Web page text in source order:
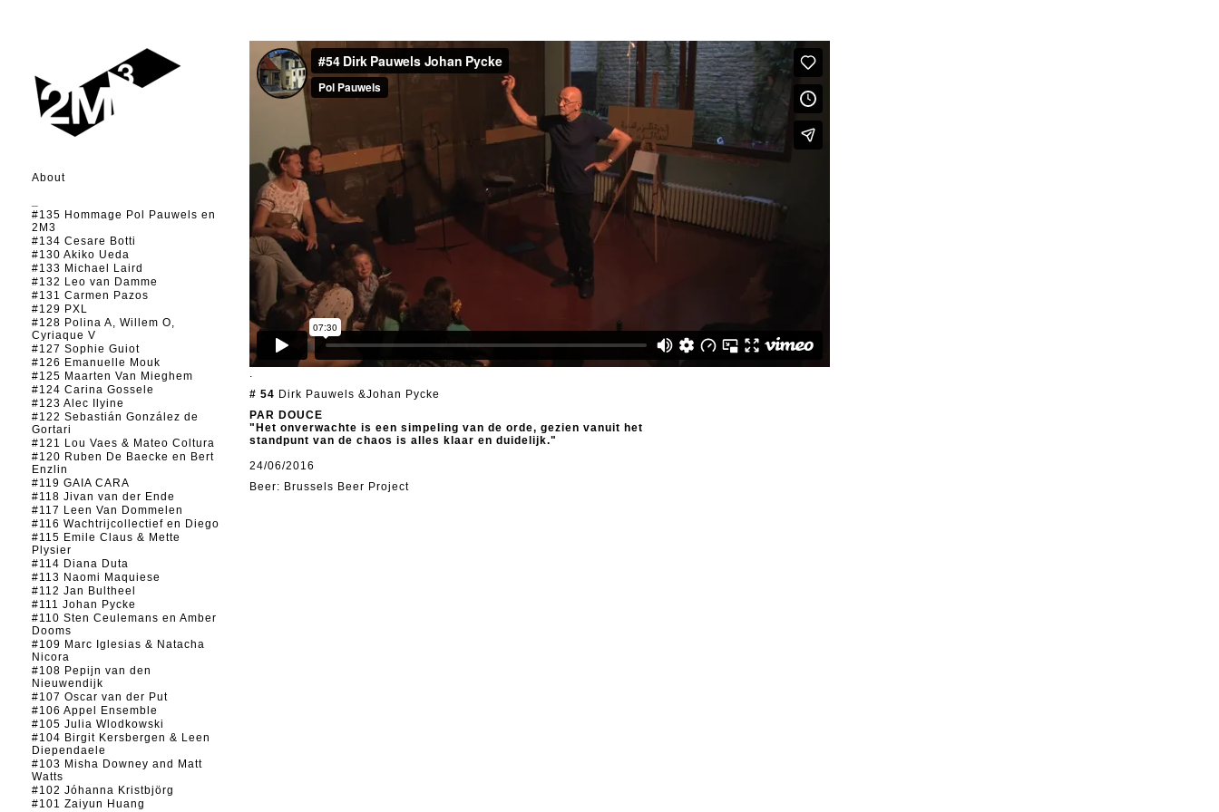
About
#135 Hommage Pol Pauwels en
2M3
#134 Cesare Botti
#130 Akiko Ueda
#133 Michael Laird
#132 Leo van Damme
#131 Carmen Pazos
#129 PXL
#128 Polina A, Willem O,
Cyriaque V
#127 Sophie Guiot
#126 Emanuelle Mouk
#125 Maarten Van Mieghem
#124 Carina Gossele
#123 Alec Ilyine
#122 Sebastián González de
Gortari
#121 Lou Vaes & Mateo Coltura
#120 Ruben De Baecke en Bert
Enzlin
#119 GAIA CARA
#118 Jivan van der Ende
#117 Leen Van Dommelen
#116 Wachtrijcollectief en Diego
#115 Emile Claus & Mette
Plysier
#114 Diana Duta
#113 Naomi Maquiese
#112 Jan Bultheel
#111 Johan Pycke
#110 Sten Ceulemans en Amber
Dooms
#109 Marc Iglesias & Natacha
Nicora
#108 Pepijn van den
Nieuwendijk
#107 Oscar van der Put
#106 Appel Ensemble
#105 Julia Wlodkowski
#104 Birgit Kersbergen & Leen
Diependaele
#103 Misha Downey and Matt
Watts
#102 Jóhanna Kristbjörg
#101 Zaiyun Huang
.
# 54 Dirk Pauwels &Johan Pycke
PAR DOUCE
"Het onverwachte is een simpeling van de orde, gezien vanuit het
standpunt van de chaos is alles klaar en duidelijk."
24/06/2016
Beer: Brussels Beer Project